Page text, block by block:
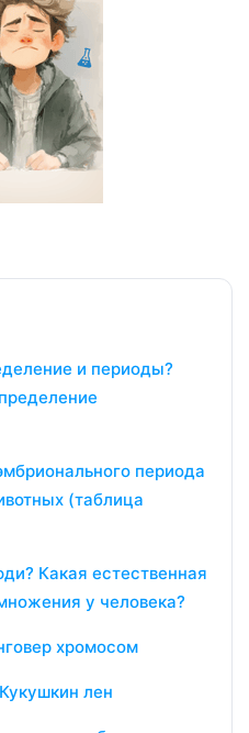
и периоды?
периода
(таблица
Какая естественная
у человека?
хромосом
лен